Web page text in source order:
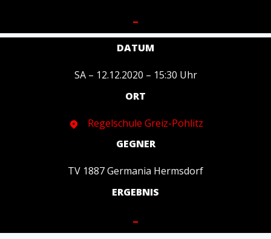
–
DATUM
SA – 12.12.2020 – 15:30 Uhr
ORT
Regelschule Greiz-Pohlitz
GEGNER
TV 1887 Germania Hermsdorf
ERGEBNIS
–